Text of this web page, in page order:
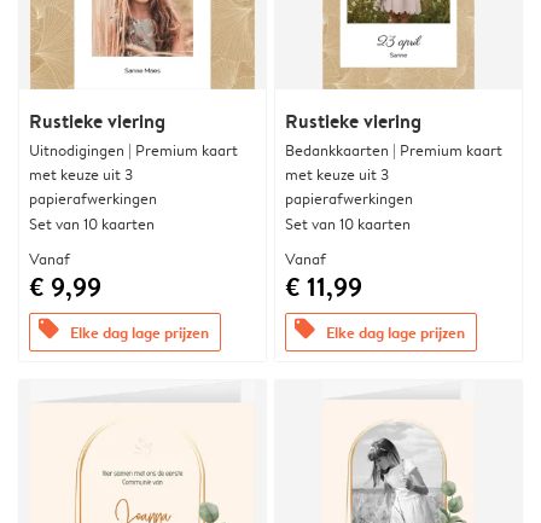
Rustieke viering
Uitnodigingen | Premium kaart
met keuze uit 3
papierafwerkingen
Set van 10 kaarten
Vanaf
€ 9,99
offers Elke dag lage prijzen
Rustieke viering
Bedankkaarten | Premium kaart
met keuze uit 3
papierafwerkingen
Set van 10 kaarten
Vanaf
€ 11,99
offers Elke dag lage prijzen